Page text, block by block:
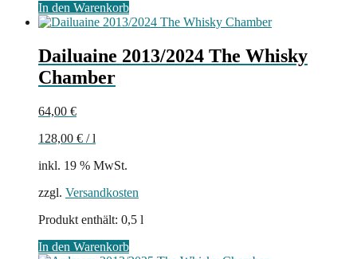
In den Warenkorb
Dailuaine 2013/2024 The Whisky
Chamber
64,00 €
128,00 € /l
inkl. 19 % MwSt.
zzgl. Versandkosten
Produkt enthält: 0,5 l
In den Warenkorb